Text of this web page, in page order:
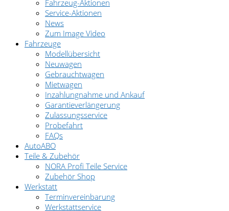
Fahrzeug-Aktionen
Service-Aktionen
News
Zum Image Video
Fahrzeuge
Modellübersicht
Neuwagen
Gebrauchtwagen
Mietwagen
Inzahlungnahme und Ankauf
Garantieverlängerung
Zulassungsservice
Probefahrt
FAQs
AutoABO
Teile & Zubehör
NORA Profi Teile Service
Zubehör Shop
Werkstatt
Terminvereinbarung
Werkstattservice